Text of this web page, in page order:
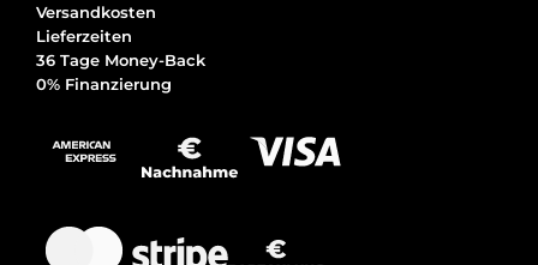
Versandkosten
Lieferzeiten
36 Tage Money-Back
0% Finanzierung